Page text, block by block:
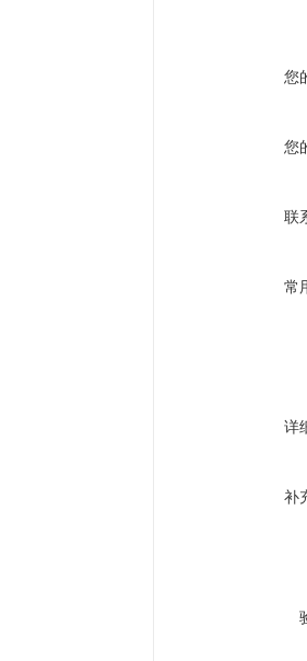
您
您
联
常
详
补